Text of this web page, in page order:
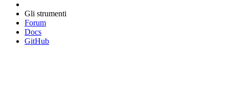
Gli strumenti
Forum
Docs
GitHub